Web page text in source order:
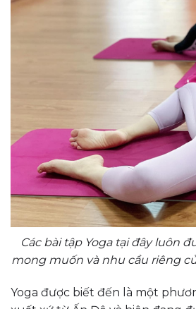
Các bài tập Yoga tại đây luôn
mong muốn và nhu cầu riêng
Yoga được biết đến là một